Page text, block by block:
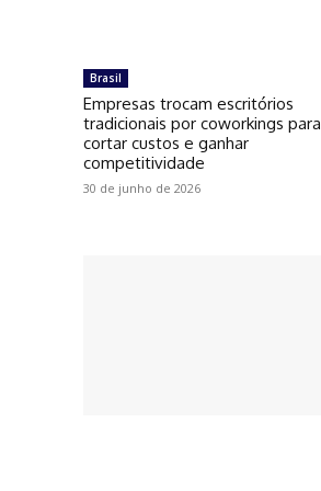
Brasil
Empresas trocam escritórios
tradicionais por coworkings para
cortar custos e ganhar
competitividade
30 de junho de 2026